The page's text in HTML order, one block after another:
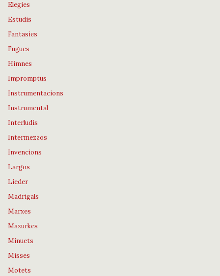
Elegies
Estudis
Fantasies
Fugues
Himnes
Impromptus
Instrumentacions
Instrumental
Interludis
Intermezzos
Invencions
Largos
Lieder
Madrigals
Marxes
Mazurkes
Minuets
Misses
Motets